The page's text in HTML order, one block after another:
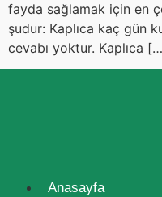
fayda sağlamak için en
şudur: Kaplıca kaç gün
cevabı yoktur. Kaplıca
Anasayfa